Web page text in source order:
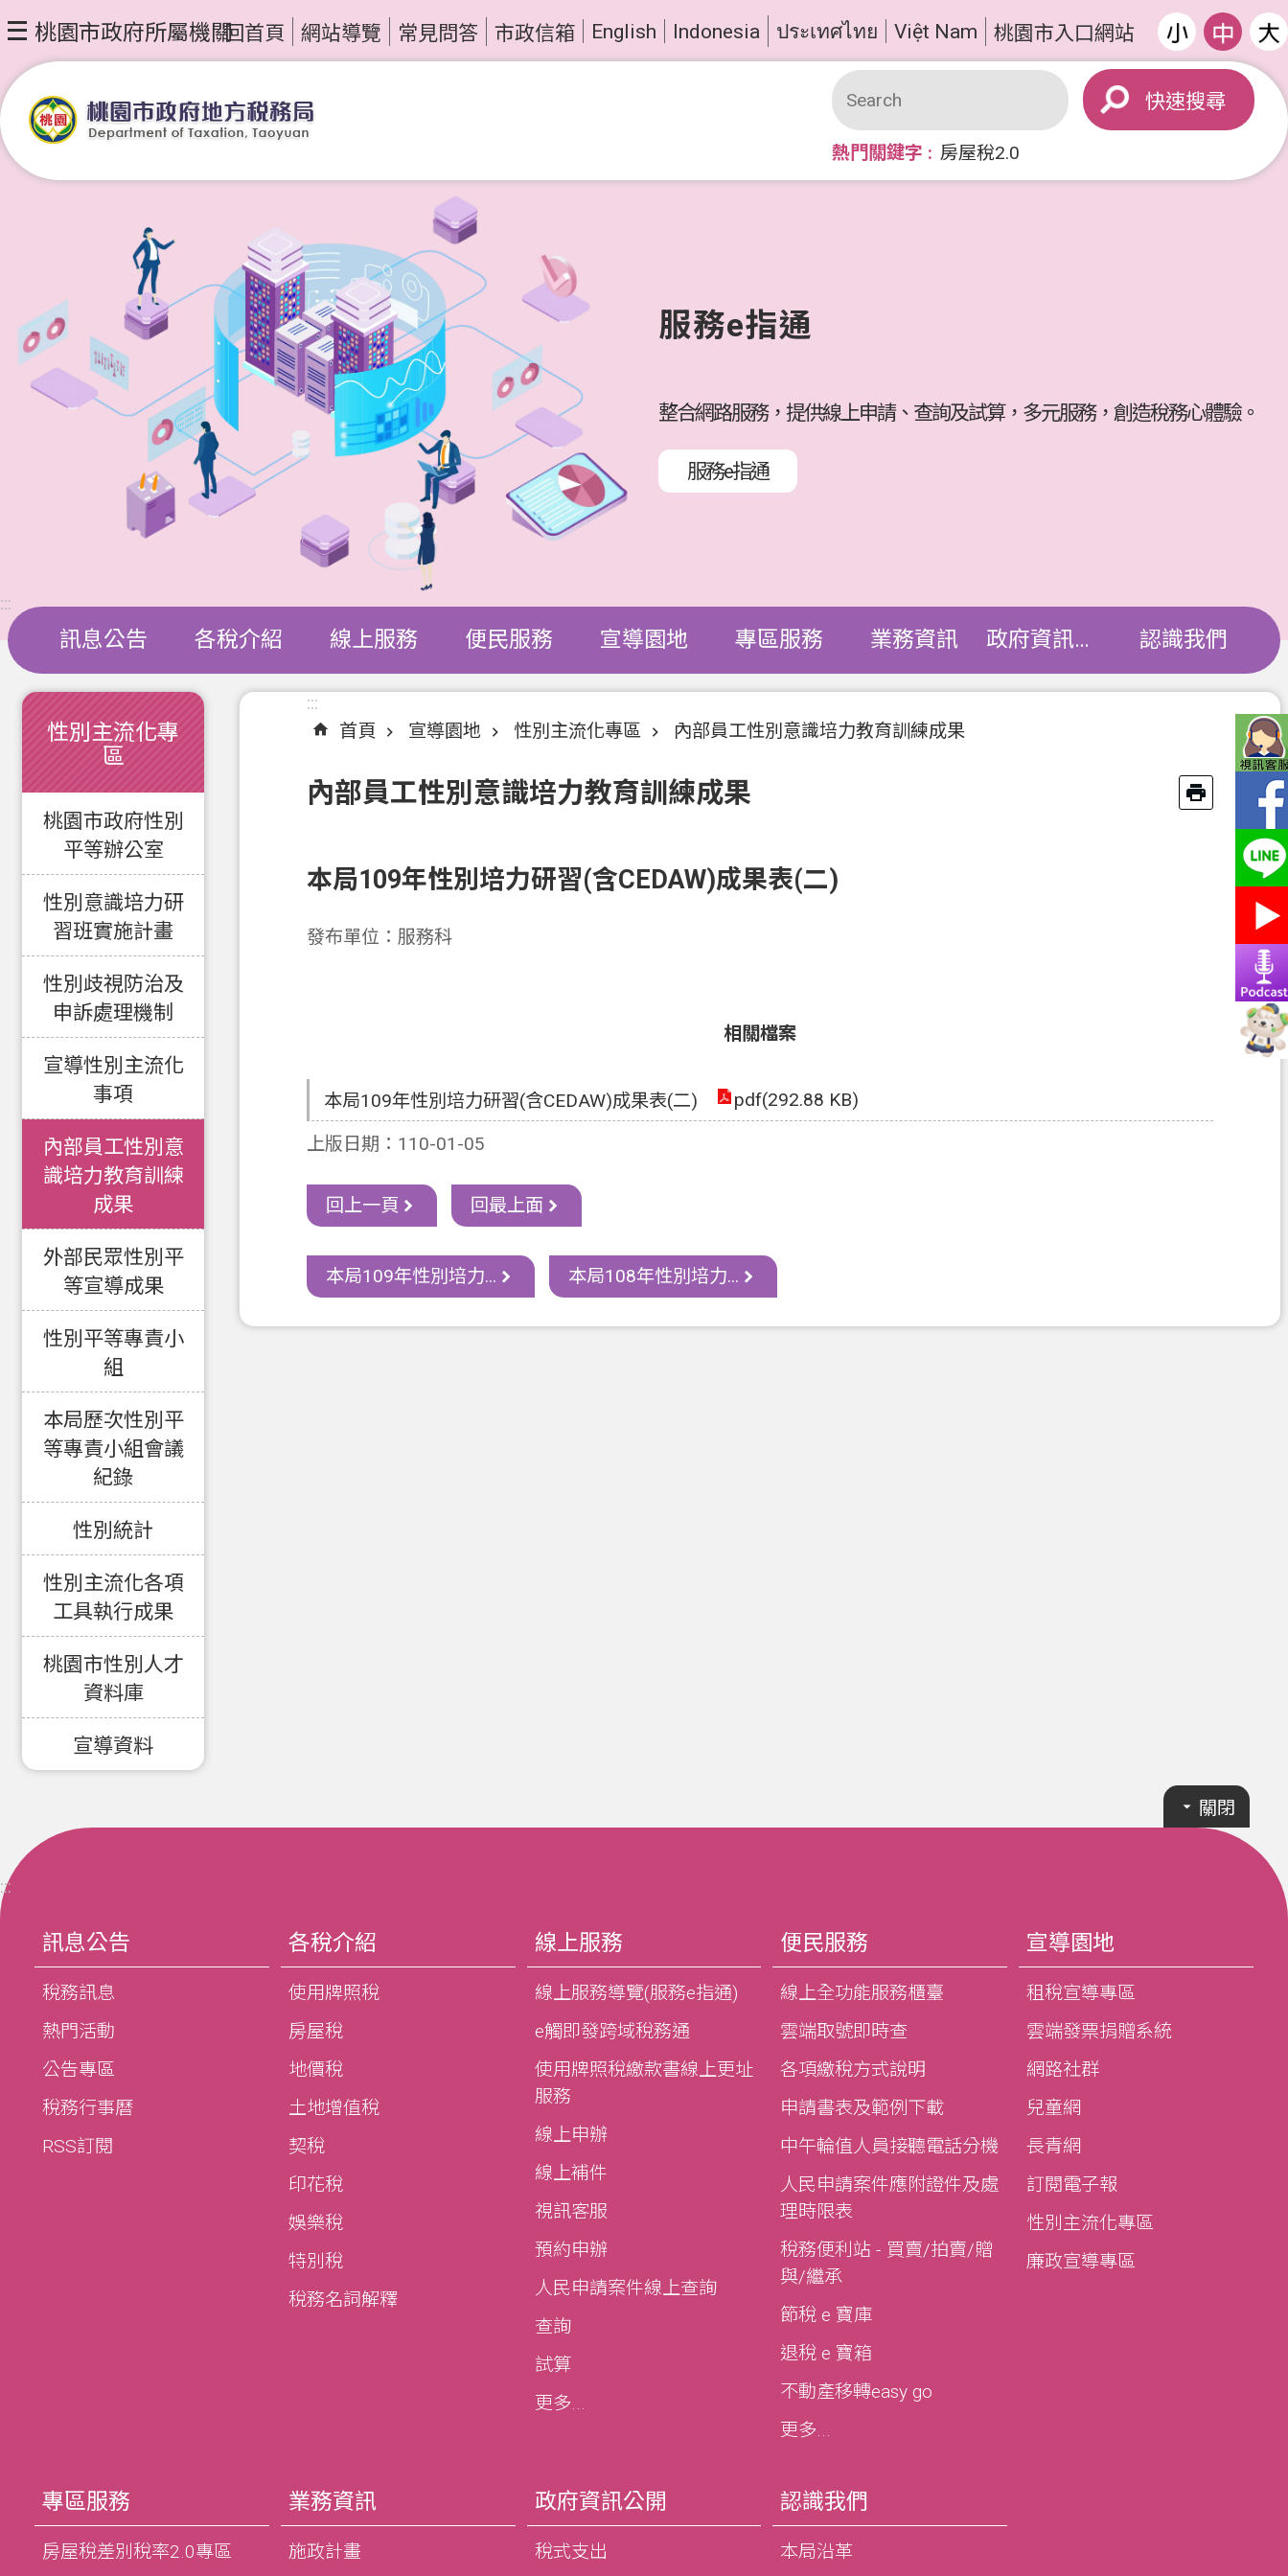
桃園市政府所屬機關回首頁 網站導覽 常見問答 市政信箱 English Indonesia ประเทศไทย Việt Nam 桃園市入口網站
搜尋
熱門關鍵字 房屋稅2.0
服務e指通
整合網路服務，提供線上申請、查詢及試算，多元服務，創造稅務心體驗。
服務e指通
:::
訊息公告 各稅介紹 線上服務 便民服務 宣導園地 專區服務 業務資訊 政府資訊公開 認識我們
:::
性別主流化專
區
桃園市政府性別
平等辦公室
性別意識培力研
習班實施計畫
性別歧視防治及
申訴處理機制
宣導性別主流化
事項
內部員工性別意
識培力教育訓練
成果
外部民眾性別平
等宣導成果
性別平等專責小
組
本局歷次性別平
等專責小組會議
紀錄
性別統計
性別主流化各項
工具執行成果
桃園市性別人才
資料庫
宣導資料
:::
首頁
宣導園地 性別主流化專區 內部員工性別意識培力教育訓練成果
內部員工性別意識培力教育訓練成果
本局109年性別培力研習(含CEDAW)成果表(二)
發布單位：服務科
相關檔案
本局109年性別培力研習(含CEDAW)成果表(二)
pdf(292.88 KB)
上版日期：110-01-05
回上一頁 回最上面
本局109年性別培力... 本局108年性別培力...
關閉
:::
訊息公告
稅務訊息
熱門活動
公告專區
稅務行事曆
RSS訂閱
各稅介紹
使用牌照稅
房屋稅
地價稅
土地增值稅
契稅
印花稅
娛樂稅
特別稅
稅務名詞解釋
線上服務
線上服務導覽(服務e指通)
e觸即發跨域稅務通
使用牌照稅繳款書線上更址
服務
線上申辦
線上補件
視訊客服
預約申辦
人民申請案件線上查詢
查詢
試算
更多...
便民服務
線上全功能服務櫃臺
雲端取號即時查
各項繳稅方式說明
申請書表及範例下載
中午輪值人員接聽電話分機
人民申請案件應附證件及處
理時限表
稅務便利站 - 買賣/拍賣/贈
與/繼承
節稅 e 寶庫
退稅 e 寶箱
不動產移轉easy go
更多...
宣導園地
租稅宣導專區
雲端發票捐贈系統
網路社群
兒童網
長青網
訂閱電子報
性別主流化專區
廉政宣導專區
專區服務
房屋稅差別稅率2.0專區
業務資訊
施政計畫
政府資訊公開
稅式支出
認識我們
本局沿革